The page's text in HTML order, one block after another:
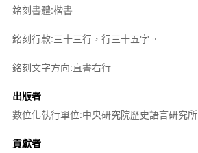
銘刻書體:楷書
銘刻行款:三十三行，行三十五字。
銘刻文字方向:直書右行
出版者
數位化執行單位:中央研究院歷史語言研究所
貢獻者